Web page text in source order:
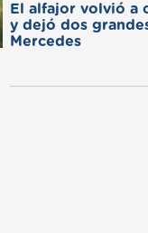
El alfajor volvió a
y dejó dos
Mercedes